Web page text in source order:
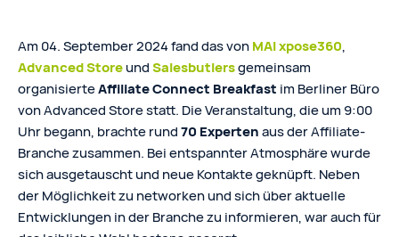
Am 04. September 2024 fand das vonMAI xpose360,
Advanced StoreundSalesbutlersgemeinsam
organisierteAffiliate Connect Breakfast im Berliner Büro
von Advanced Store statt. Die Veranstaltung, die um 9:00
Uhr begann, brachte rund70 Expertenaus der Affiliate-
Branche zusammen. Bei entspannter Atmosphäre wurde
sich ausgetauscht und neue Kontakte geknüpft. Neben
der Möglichkeit zu networken und sich über aktuelle
Entwicklungen in der Branche zu informieren, war auch für